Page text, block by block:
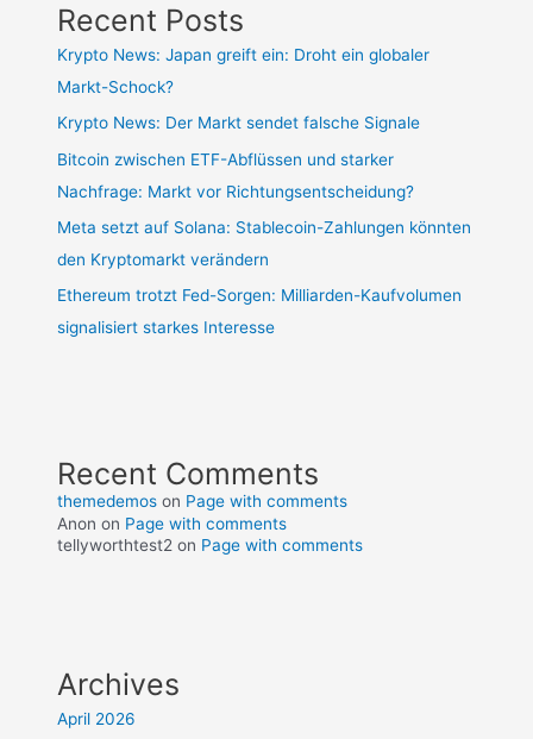
Recent Posts
Krypto News: Japan greift ein: Droht ein globaler
Markt-Schock?
Krypto News: Der Markt sendet falsche Signale
Bitcoin zwischen ETF-Abflüssen und starker
Nachfrage: Markt vor Richtungsentscheidung?
Meta setzt auf Solana: Stablecoin-Zahlungen könnten
den Kryptomarkt verändern
Ethereum trotzt Fed-Sorgen: Milliarden-Kaufvolumen
signalisiert starkes Interesse
Recent Comments
themedemos on Page with comments
Anon on Page with comments
tellyworthtest2 on Page with comments
Archives
April 2026